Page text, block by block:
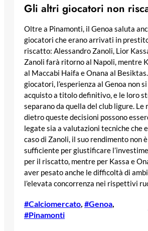
Gli altri giocatori non
Oltre a Pinamonti, il Genoa saluta
giocatori che erano arrivati in
riscatto: Alessandro Zanoli, Lior
Zanoli farà ritorno al Napoli, mentre
al Maccabi Haifa e Onana al
giocatori, l’esperienza al Genoa non
acquisto a titolo definitivo, e le loro
separano da quella del club ligure. Le
dietro queste decisioni possono
legate sia a valutazioni tecniche che
caso di Zanoli, il suo rendimento non
sufficiente per giustificare
per il riscatto, mentre per Kassa e
aver pesato anche le difficoltà di
l’elevata concorrenza nei rispettivi
#Calciomercato, #Genoa
#Pinamonti